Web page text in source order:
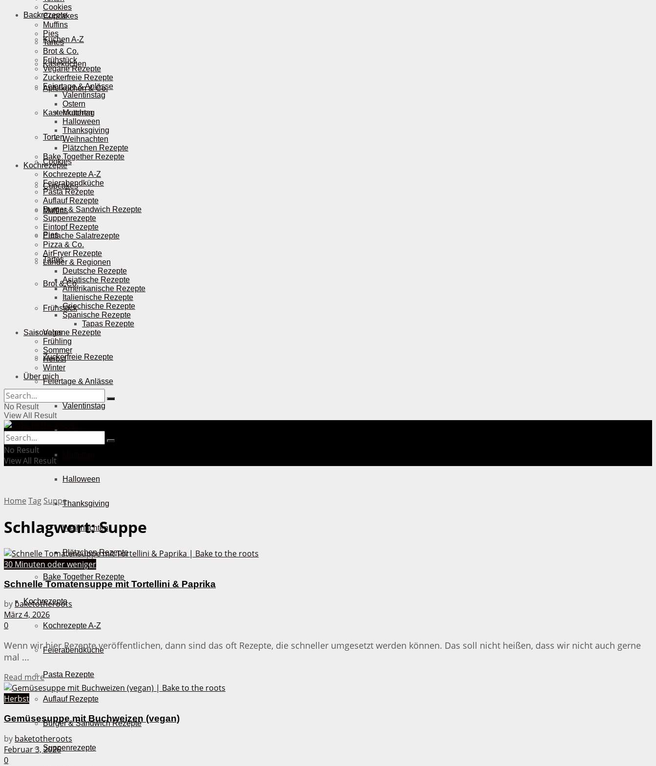
Backrezepte
Kuchen A-Z
Käsekuchen
Apfelkuchen & Co.
Kastenkuchen
Torten
Cookies
Cupcakes
Muffins
Pies
Tartes
Brot & Co.
Frühstück
Vegane Rezepte
Zuckerfreie Rezepte
Feiertage & Anlässe
Valentinstag
Ostern
Halloween
Thanksgiving
Weihnachten
Plätzchen Rezepte
Bake Together Rezepte
Kochrezepte
Kochrezepte A-Z
Feierabendküche
Pasta Rezepte
Auflauf Rezepte
Burger & Sandwich Rezepte
Suppenrezepte
Cookies
Cupcakes
Muffins
Pies
Tartes
Brot & Co.
Frühstück
Vegane Rezepte
Zuckerfreie Rezepte
Feiertage & Anlässe
Valentinstag
Ostern
Muttertag
Halloween
Thanksgiving
Weihnachten
Plätzchen Rezepte
Bake Together Rezepte
Kochrezepte
Kochrezepte A-Z
Feierabendküche
Pasta Rezepte
Auflauf Rezepte
Burger & Sandwich Rezepte
Suppenrezepte
Eintopf Rezepte
Einfache Salatrezepte
Pizza & Co.
AirFryer Rezepte
Länder & Regionen
Deutsche Rezepte
Asiatische Rezepte
Amerikanische Rezepte
Italienische Rezepte
Griechische Rezepte
Spanische Rezepte
Tapas Rezepte
Saisonales
Frühling
Sommer
Herbst
Winter
Über mich
No Result
View All Result
No Result
View All Result
Home Tag Suppe
Schlagwort:Suppe
30 Minuten oder weniger
Schnelle Tomatensuppe mit Tortellini & Paprika
by baketotheroots
März 4, 2026
0
Wenn wir hier Rezepte veröffentlichen, dann sind das oft Rezepte, die schneller umgesetzt werden können. Das soll nicht heißen, dass wir nicht auch gerne
mal ...
Read moreDetails
Herbst
Gemüsesuppe mit Buchweizen (vegan)
by baketotheroots
Februar 3, 2026
0